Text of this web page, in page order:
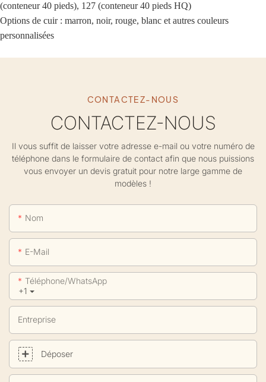
(conteneur 40 pieds), 127 (conteneur 40 pieds HQ)
Options de cuir : marron, noir, rouge, blanc et autres couleurs
personnalisées
CONTACTEZ-NOUS
CONTACTEZ-NOUS
Il vous suffit de laisser votre adresse e-mail ou votre numéro de
téléphone dans le formulaire de contact afin que nous puissions
vous envoyer un devis gratuit pour notre large gamme de
modèles !
Nom
E-Mail
+1
Téléphone/WhatsApp
Entreprise
Déposer